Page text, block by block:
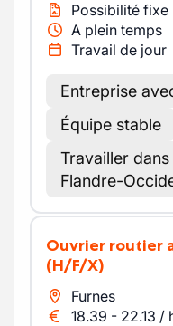
Possibilité fixe
A plein temps
Travail de jour
Entreprise
Équipe stable
Travailler
Flandre-
Ouvrier routier
(H/F/X)
Furnes
18.39 - 22.13 /